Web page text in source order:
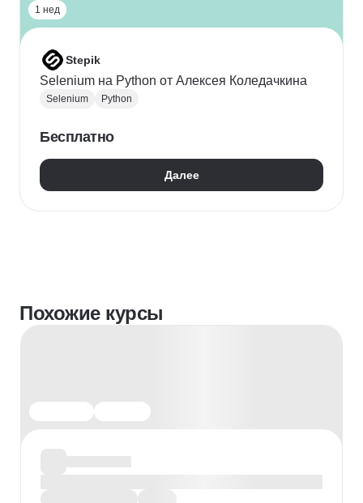
1 нед
Stepik
Selenium на Python от Алексея Коледачкина
Selenium Python
Бесплатно
Далее
Похожие курсы